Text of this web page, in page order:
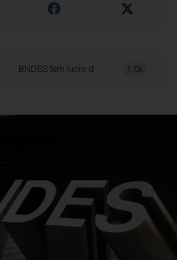
BNDES tem lucro de R$ 3,1 bilhões no
1.0x